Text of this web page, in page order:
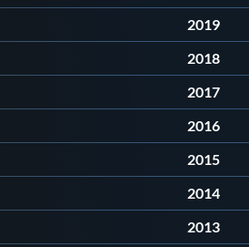
2019
2018
2017
2016
2015
2014
2013